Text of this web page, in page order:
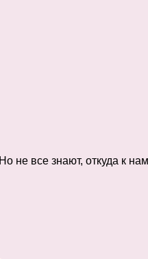
не все знают, откуда к